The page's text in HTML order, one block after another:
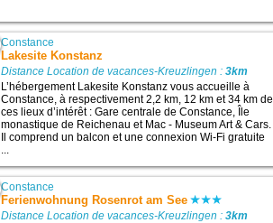
Constance
Lakesite Konstanz
Distance Location de vacances-Kreuzlingen :3km
L’hébergement Lakesite Konstanz vous accueille à
Constance, à respectivement 2,2 km, 12 km et 34 km de
ces lieux d’intérêt : Gare centrale de Constance, Île
monastique de Reichenau et Mac - Museum Art & Cars.
Il comprend un balcon et une connexion Wi-Fi gratuite
Constance
Ferienwohnung Rosenrot am See
Distance Location de vacances-Kreuzlingen :3km